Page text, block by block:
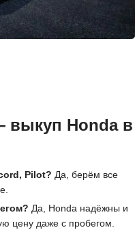
Honda в
Pilot? Да, берём все
Да, Honda надёжны и
цену даже с пробегом.